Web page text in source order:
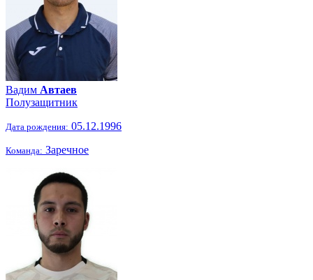
Вадим Автаев
Полузащитник
Дата рождения: 05.12.1996
Команда: Заречное